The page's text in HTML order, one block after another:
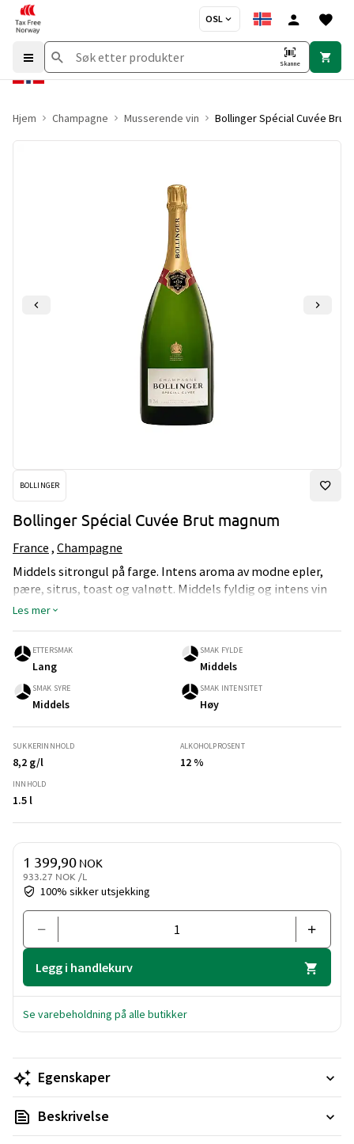
OSL
Skanne
Hjem Champagne Musserende vin Bollinger Spécial Cuvée Brut
BOLLINGER
Bollinger Spécial Cuvée Brut magnum
France , Champagne
Middels sitrongul på farge. Intens aroma av modne epler,
pære, sitrus, toast og valnøtt. Middels fyldig og intens vin
med høy syre og lang ettersmak. Brut. 1,5L
Les mer
ETTERSMAK
Lang
SMAK FYLDE
Middels
SMAK SYRE
Middels
SMAK INTENSITET
Høy
SUKKERINNHOLD
8,2 g/l
ALKOHOLPROSENT
12 %
INNHOLD
1.5 l
Pris og mengde
100% sikker utsjekking
1 399,90 NOK
933.27 NOK /L
Legg i handlekurv
Se varebeholdning på alle butikker
Egenskaper
Beskrivelse